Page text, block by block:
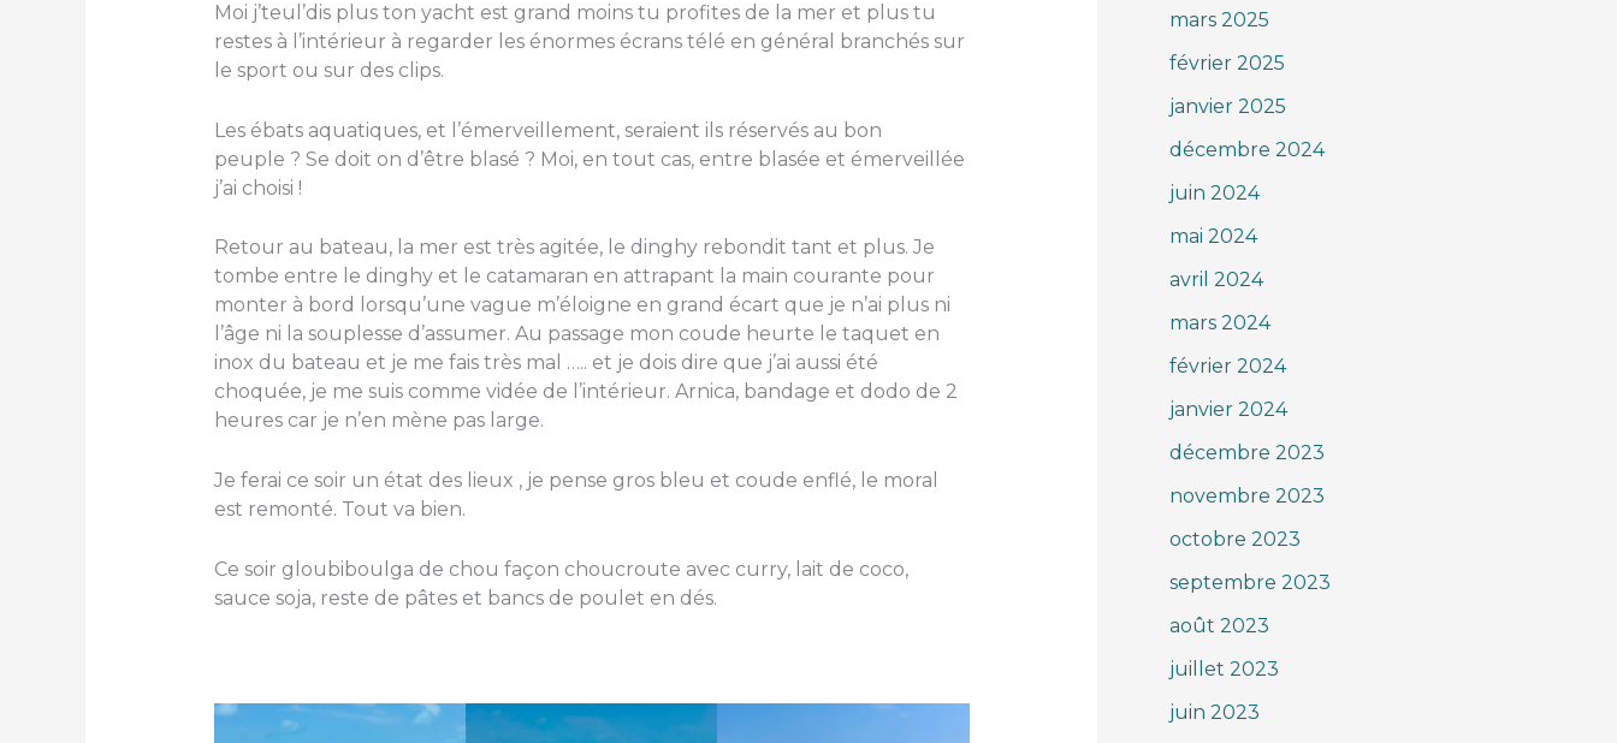
Moi j’teul’dis plus ton yacht est grand moins tu profites de la mer et plus tu
restes à l’intérieur à regarder les énormes écrans télé en général branchés sur
le sport ou sur des clips.
Les ébats aquatiques, et l’émerveillement, seraient ils réservés au bon
peuple ? Se doit on d’être blasé ? Moi, en tout cas, entre blasée et émerveillée
j’ai choisi !
Retour au bateau, la mer est très agitée, le dinghy rebondit tant et plus. Je
tombe entre le dinghy et le catamaran en attrapant la main courante pour
monter à bord lorsqu’une vague m’éloigne en grand écart que je n’ai plus ni
l’âge ni la souplesse d’assumer. Au passage mon coude heurte le taquet en
inox du bateau et je me fais très mal ….. et je dois dire que j’ai aussi été
choquée, je me suis comme vidée de l’intérieur. Arnica, bandage et dodo de 2
heures car je n’en mène pas large.
Je ferai ce soir un état des lieux , je pense gros bleu et coude enflé, le moral
est remonté. Tout va bien.
Ce soir gloubiboulga de chou façon choucroute avec curry, lait de coco,
sauce soja, reste de pâtes et bancs de poulet en dés.
mars 2025
février 2025
janvier 2025
décembre 2024
juin 2024
mai 2024
avril 2024
mars 2024
février 2024
janvier 2024
décembre 2023
novembre 2023
octobre 2023
septembre 2023
août 2023
juillet 2023
juin 2023